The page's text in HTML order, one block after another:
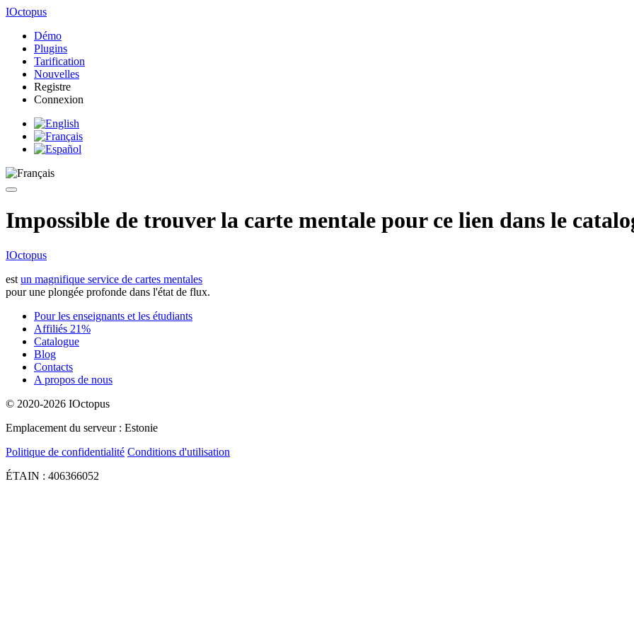
IOctopus
Démo
Plugins
Tarification
Nouvelles
Registre
Connexion
Impossible de trouver la carte mentale pour ce lien dans le
IOctopus
est un magnifique service de cartes mentales
pour une plongée profonde dans l'état de flux.
Pour les enseignants et les étudiants
Affiliés 21%
Catalogue
Blog
Contacts
A propos de nous
© 2020-2026 IOctopus
Emplacement du serveur : Estonie
Politique de confidentialité Conditions d'utilisation
ÉTAIN : 406366052